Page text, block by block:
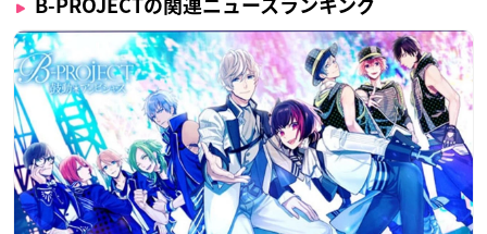
B-PROJECTの関連ニュースランキング